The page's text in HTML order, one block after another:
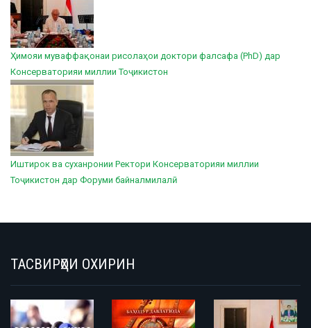
Ҳимояи муваффақонаи рисолаҳои доктори фалсафа (PhD) дар
Консерваторияи миллии Тоҷикистон
Иштирок ва суханронии Ректори Консерваторияи миллии
Тоҷикистон дар Форуми байналмилалӣ
ТАСВИРҲОИ ОХИРИН